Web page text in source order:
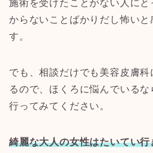
施術を受けたことがない人に
からないことばかりだし怖い
す。
でも、相談だけでも美容皮膚
るので、ほくろに悩んでいる
行ってみてください。
綺麗な大人の女性はたいてい